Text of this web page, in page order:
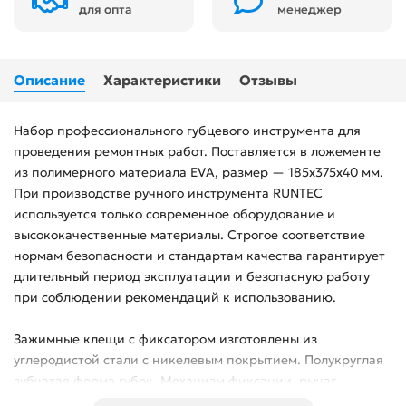
для опта
менеджер
Описание Характеристики Отзывы
Набор профессионального губцевого инструмента для
проведения ремонтных работ. Поставляется в ложементе
из полимерного материала EVA, размер — 185x375x40 мм.
При производстве ручного инструмента RUNTEC
используется только современное оборудование и
высококачественные материалы. Строгое соответствие
нормам безопасности и стандартам качества гарантирует
длительный период эксплуатации и безопасную работу
при соблюдении рекомендаций к использованию.
Зажимные клещи с фиксатором изготовлены из
углеродистой стали с никелевым покрытием. Полукруглая
зубчатая форма губок. Механизм фиксации, рычаг